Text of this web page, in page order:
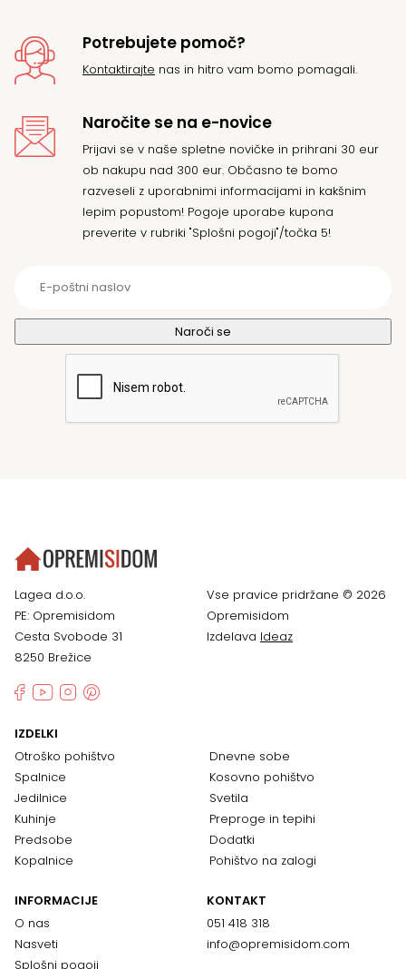
Potrebujete pomoč?
Kontaktirajte nas in hitro vam bomo pomagali.
Naročite se na e-novice
Prijavi se v naše spletne novičke in prihrani 30 eur
ob nakupu nad 300 eur. Občasno te bomo
razveseli z uporabnimi informacijami in kakšnim
lepim popustom! Pogoje uporabe kupona
preverite v rubriki "Splošni pogoji"/točka 5!
Lagea d.o.o.
PE: Opremisidom
Cesta Svobode 31
8250 Brežice
Vse pravice pridržane © 2026
Opremisidom
Izdelava Ideaz
IZDELKI
Otroško pohištvo
Spalnice
Jedilnice
Kuhinje
Predsobe
Kopalnice
Dnevne sobe
Kosovno pohištvo
Svetila
Preproge in tepihi
Dodatki
Pohištvo na zalogi
INFORMACIJE
O nas
Nasveti
Splošni pogoji
KONTAKT
051 418 318
info@opremisidom.com